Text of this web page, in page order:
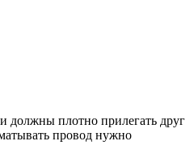
должны плотно прилегать друг
провод нужно